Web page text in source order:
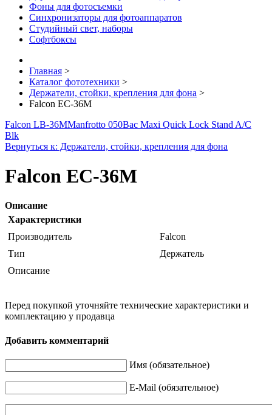
Фоны для фотосъемки
Синхронизаторы для фотоаппаратов
Студийный свет, наборы
Софтбоксы
Главная >
Каталог фототехники >
Держатели, стойки, крепления для фона >
Falcon EC-36M
Falcon LB-36MManfrotto 050Bac Maxi Quick Lock Stand A/C
Blk
Вернуться к: Держатели, стойки, крепления для фона
Falcon EC-36M
Описание
Характеристики
Производитель
Falcon
Тип
Держатель
Описание
Перед покупкой уточняйте технические характеристики и
комплектацию у продавца
Добавить комментарий
Имя (обязательное)
E-Mail (обязательное)